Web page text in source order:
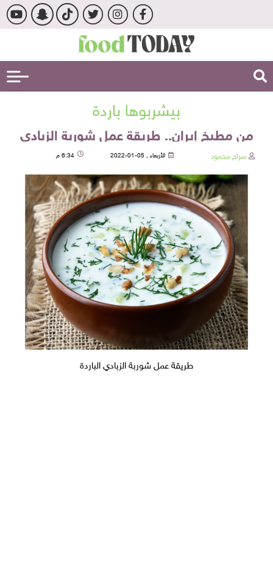
بيشربوها باردة
من مطبخ إيران.. طريقة عمل شوربة الزبادي
سراج محمود الأربعاء , 05-01-2022 6:34 م
طريقة عمل شوربة الزبادي الباردة